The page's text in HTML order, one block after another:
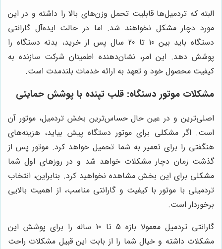
البته که تردمیل‌ها قابلیت تحمل وزن‌های بالا را داشته و در این
مورد دچار مشکل نخواهند شد. اما در حالت ایده‌آل گارانتی
دستگاه باید بین 10 تا 20 سال پس از خرید، بدنه دستگاه را
پوشش دهد. این امر، نشان‌دهنده اطمینان شرکت سازنده به
کیفیت محصول خود و تعهد به ارائه خدمات بلندمدت است.
مشکلات موتور دستگاه: قلب تپنده با پوشش حمایتی
اصلی‌ترین و در عین حال حساس‌ترین بخش تردمیل، موتور آن
است. اگر مشکلی برای موتور دستگاه پیش بیاید، هزینه‌های
هنگفتی را برای تعمیر به شما تحمیل خواهد کرد. موتور پس از
گذشت زمان دچار مشکلات خواهد شد و در روز‌های اول شما
مشکلی برای این بخش مشاهده نخواهید کرد. بنابراین، انتخاب
تردمیلی با موتور با کیفیت و گارانتی مناسب، از اهمیت بالایی
برخوردار است.
گارانتی تردمیل معمولا بازه 5 تا 10 ساله را برای پوشش این
مشکلات داشته و خیال شما را از بابت این قبیل مشکلات راحت